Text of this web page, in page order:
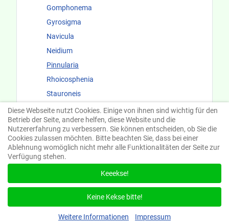
Gomphonema
Gyrosigma
Navicula
Neidium
Pinnularia
Rhoicosphenia
Stauroneis
Surirellaceae
Fundorte und Ökologie
Diese Webseite nutzt Cookies. Einige von ihnen sind wichtig für den
Betrieb der Seite, andere helfen, diese Website und die
Nutzererfahrung zu verbessern. Sie können entscheiden, ob Sie die
Cookies zulassen möchten. Bitte beachten Sie, dass bei einer
Ablehnung womöglich nicht mehr alle Funktionalitäten der Seite zur
Verfügung stehen.
Keeekse!
Keine Kekse bitte!
Weitere Informationen Impressum